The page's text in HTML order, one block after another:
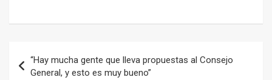
de
“Hay mucha gente que lleva propuestas al Consejo
General, y esto es muy bueno”